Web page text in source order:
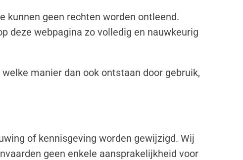
kunnen geen rechten worden ontleend.
deze webpagina zo volledig en nauwkeurig
manier dan ook ontstaan door gebruik,
of kennisgeving worden gewijzigd. Wij
geen enkele aansprakelijkheid voor